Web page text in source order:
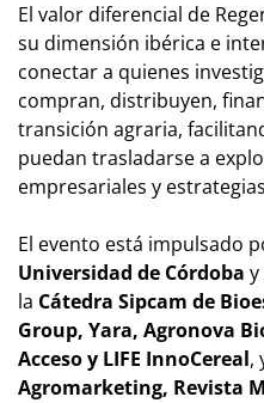
El valor diferencial de
su dimensión ibérica e
conectar a quienes
compran, distribuyen,
transición agraria,
puedan trasladarse a
empresariales y
El evento está impulsado
Universidad de Córdoba y
la Cátedra Sipcam de
Group, Yara, Agronova
Acceso y LIFE InnoCereal,
Agromarketing, Revista